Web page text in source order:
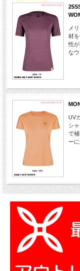
メ
材
性
なウ
UV
シ
で
ー